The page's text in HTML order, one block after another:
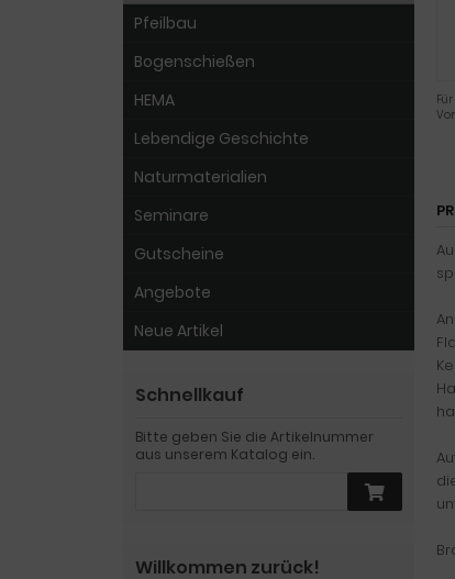
Pfeilbau
Bogenschießen
HEMA
Lebendige Geschichte
Naturmaterialien
Seminare
Gutscheine
Angebote
Neue Artikel
Schnellkauf
Bitte geben Sie die Artikelnummer
aus unserem Katalog ein.
Willkommen zurück!